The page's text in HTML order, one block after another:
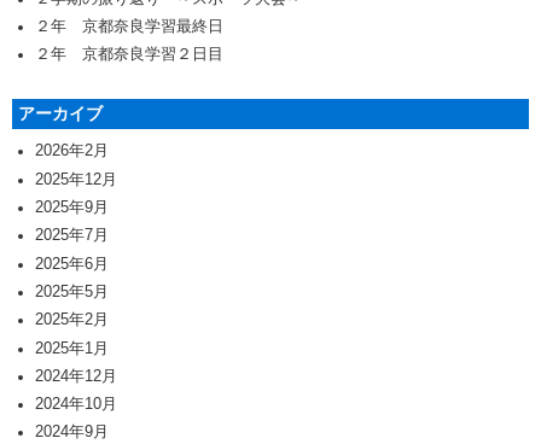
２年 京都奈良学習最終日
２年 京都奈良学習２日目
アーカイブ
2026年2月
2025年12月
2025年9月
2025年7月
2025年6月
2025年5月
2025年2月
2025年1月
2024年12月
2024年10月
2024年9月